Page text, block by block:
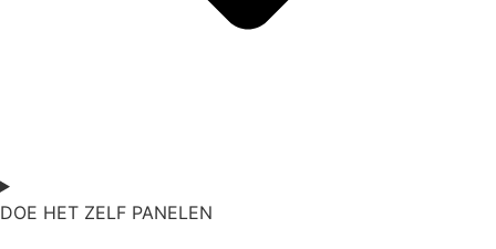
DOE HET ZELF PANELEN